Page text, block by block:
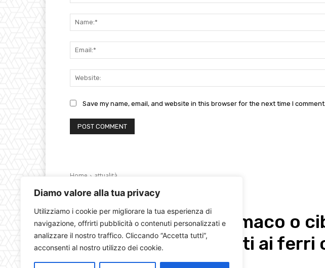
Diamo valore alla tua privacy
Utilizziamo i cookie per migliorare la tua esperienza di
navigazione, offrirti pubblicità o contenuti personalizzati e
analizzare il nostro traffico. Cliccando “Accetta tutti”,
acconsenti al nostro utilizzo dei cookie.
Save my name, email, and website in this browser for the next time I comment.